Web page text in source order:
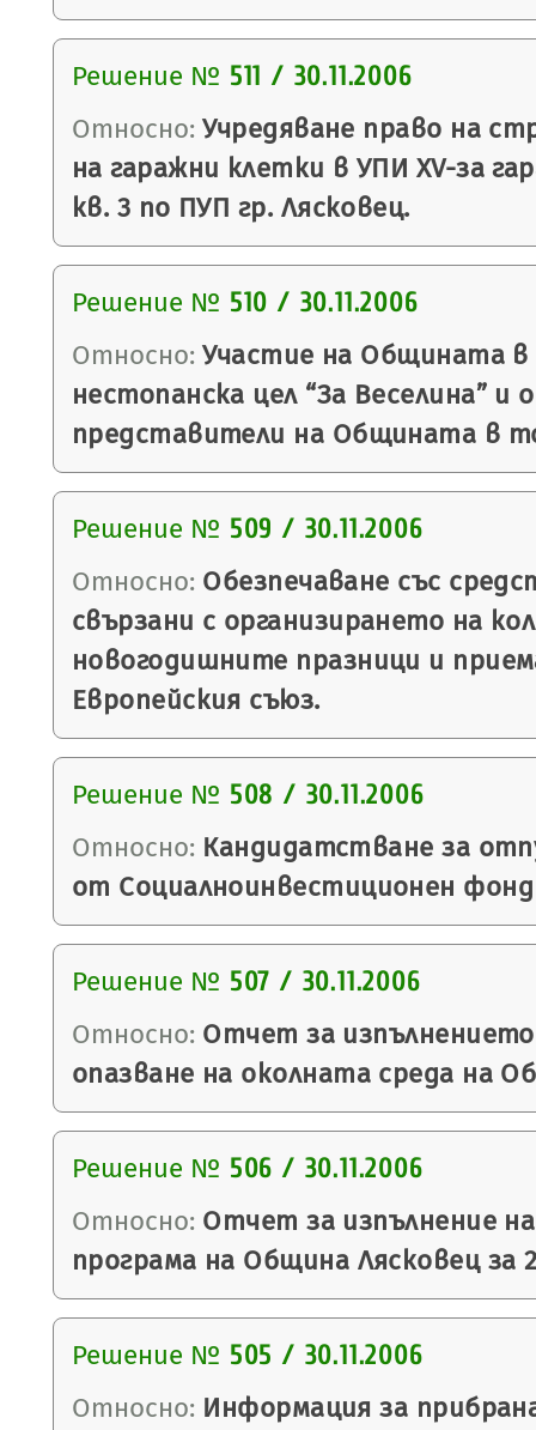
Решение № 511 / 30.11.2006
Относно: Учредяване право на
на гаражни клетки в УПИ ХV-за
кв. 3 по ПУП гр. Лясковец.
Решение № 510 / 30.11.2006
Относно: Участие на Общината в
нестопанска цел “За Веселина” и
представители на Общината в
Решение № 509 / 30.11.2006
Относно: Обезпечаване със
свързани с организирането на
новогодишните празници и
Европейския съюз.
Решение № 508 / 30.11.2006
Относно: Кандидатстване за
от Социалноинвестиционен
Решение № 507 / 30.11.2006
Относно: Отчет за
опазване на околната среда на
Решение № 506 / 30.11.2006
Относно: Отчет за изпълнение
програма на Община Лясковец за
Решение № 505 / 30.11.2006
Относно: Информация за